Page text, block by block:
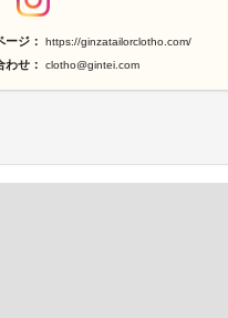
ージ： https://ginzatailorclotho.com/
わせ： clotho@gintei.com